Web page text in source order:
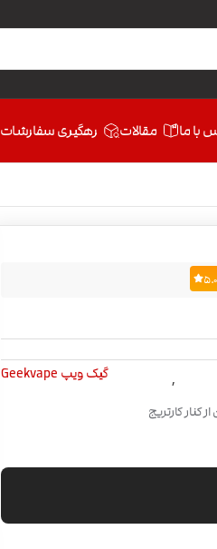
با ما مقالات رهگیری سفارشات
5.0
, گیک ویپ Geekvape
کارتریج